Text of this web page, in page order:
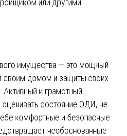
или другими
имущества — это мощный
своим домом и защиты своих
Активный и грамотный
состояние ОДИ, не
комфортные и безопасные
необоснованные